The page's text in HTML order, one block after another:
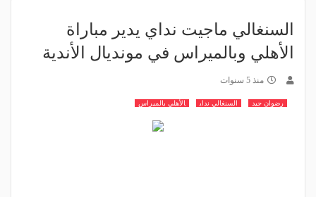
السنغالي ماجيت نداي يدير مباراة
الأهلي وبالميراس في مونديال الأندية
منذ 5 سنوات
رضوان جيد السنغالي نداي الأهلي بالميراس